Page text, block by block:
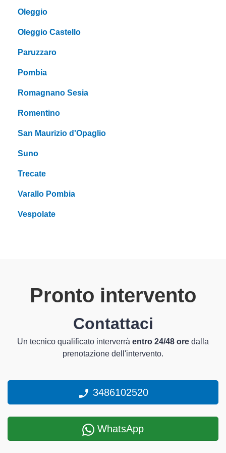
Oleggio
Oleggio Castello
Paruzzaro
Pombia
Romagnano Sesia
Romentino
San Maurizio d'Opaglio
Suno
Trecate
Varallo Pombia
Vespolate
Pronto intervento
Contattaci
Un tecnico qualificato interverrà entro 24/48 ore dalla
prenotazione dell'intervento.
3486102520
WhatsApp